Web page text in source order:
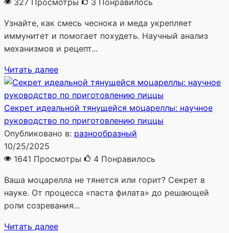
Узнайте, как смесь чеснока и меда укрепляет
иммунитет и помогает похудеть. Научный анализ
механизмов и рецепт...
Читать далее
Секрет идеальной тянущейся моцареллы: научное
руководство по приготовлению пиццы
Опубликовано в: разнообразный
10/25/2025
1641 Просмотры
4 Понравилось
Ваша моцарелла не тянется или горит? Секрет в
науке. От процесса «паста филата» до решающей
роли созревания...
Читать далее